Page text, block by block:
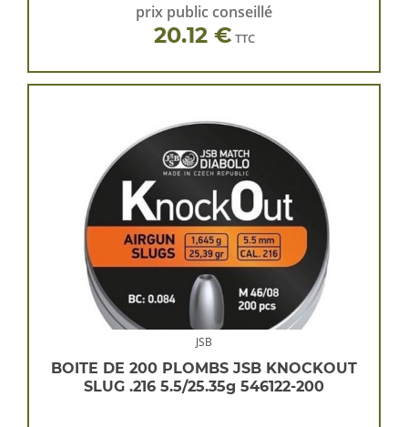
prix public conseillé
20.12 € TTC
JSB
BOITE DE 200 PLOMBS JSB KNOCKOUT
SLUG .216 5.5/25.35g 546122-200